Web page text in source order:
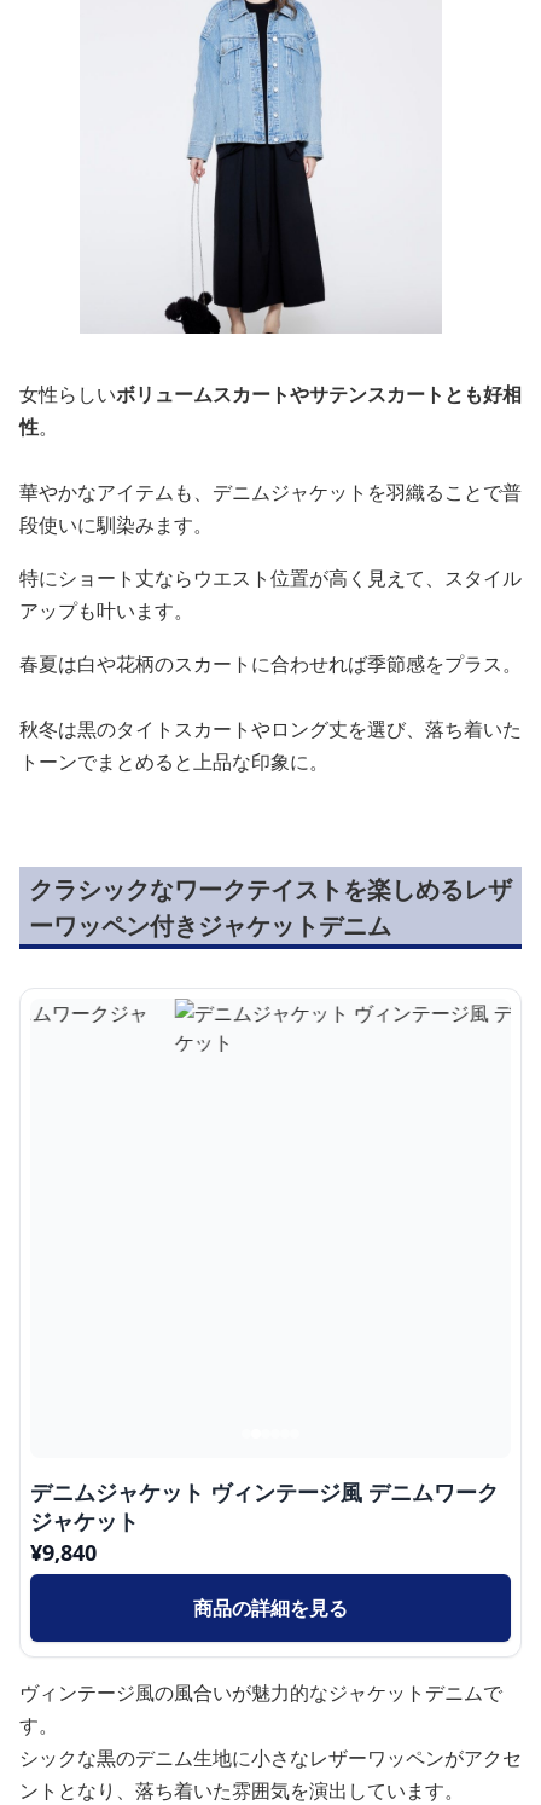
女性らしいボリュームスカートやサテンスカートとも好相
性。
華やかなアイテムも、デニムジャケットを羽織ることで普
段使いに馴染みます。
特にショート丈ならウエスト位置が高く見えて、スタイル
アップも叶います。
春夏は白や花柄のスカートに合わせれば季節感をプラス。
秋冬は黒のタイトスカートやロング丈を選び、落ち着いた
トーンでまとめると上品な印象に。
クラシックなワークテイストを楽しめるレザ
ーワッペン付きジャケットデニム
デニムジャケット ヴィンテージ風 デニムワーク
ジャケット
¥9,840
商品の詳細を見る
ヴィンテージ風の風合いが魅力的なジャケットデニムで
す。
シックな黒のデニム生地に小さなレザーワッペンがアクセ
ントとなり、落ち着いた雰囲気を演出しています。